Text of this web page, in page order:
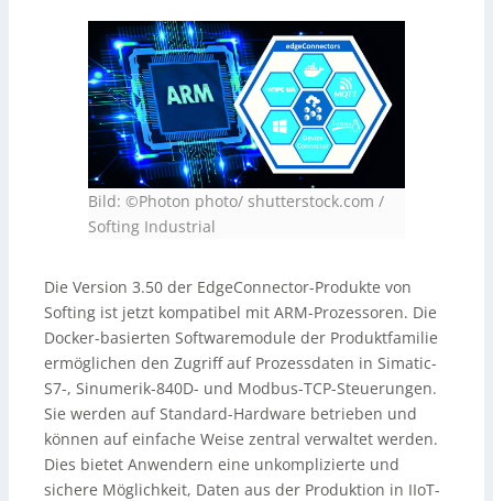
Bild: ©Photon photo/ shutterstock.com /
Softing Industrial
Die Version 3.50 der EdgeConnector-Produkte von
Softing ist jetzt kompatibel mit ARM-Prozessoren. Die
Docker-basierten Softwaremodule der Produktfamilie
ermöglichen den Zugriff auf Prozessdaten in Simatic-
S7-, Sinumerik-840D- und Modbus-TCP-Steuerungen.
Sie werden auf Standard-Hardware betrieben und
können auf einfache Weise zentral verwaltet werden.
Dies bietet Anwendern eine unkomplizierte und
sichere Möglichkeit, Daten aus der Produktion in IIoT-